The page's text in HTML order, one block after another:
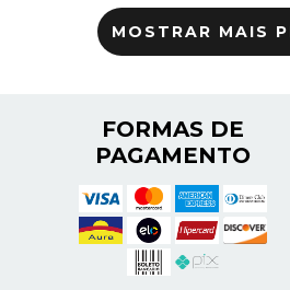
MOSTRAR MAIS
FORMAS DE
PAGAMENTO